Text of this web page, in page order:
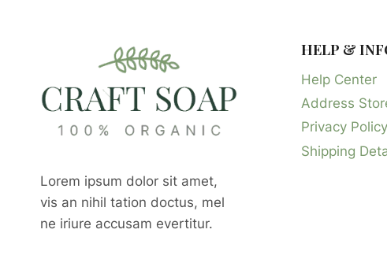
Lorem ipsum dolor sit amet,
vis an nihil tation doctus, mel
ne iriure accusam evertitur.
HELP &
Help Center
Address
Privacy Policy
Shipping